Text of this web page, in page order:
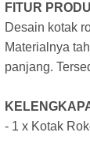
FITUR
Desain kotak
Materialnya
panjang.
- 1 x Kotak